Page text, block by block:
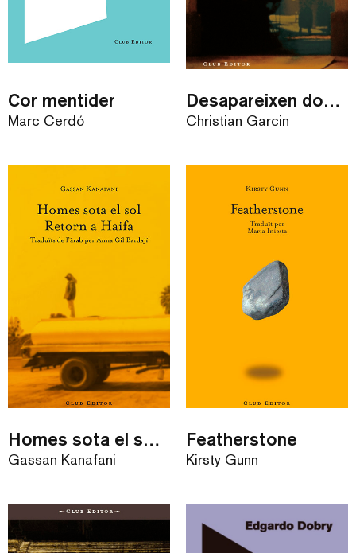
Cor mentider
Marc Cerdó
Desapareixen dones
Christian Garcin
Homes sota el sol i Retorn a Haifa
Gassan Kanafani
Featherstone
Kirsty Gunn